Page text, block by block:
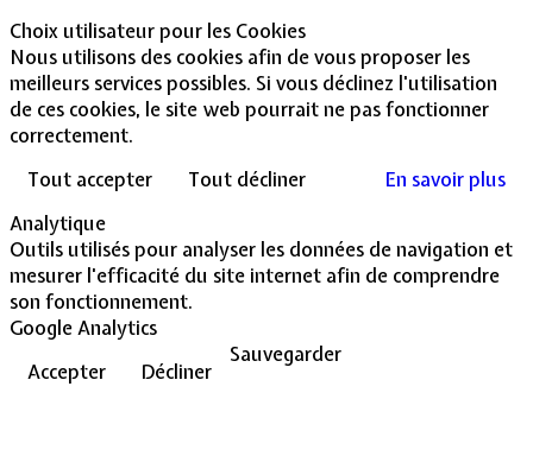
Choix utilisateur pour les Cookies
Nous utilisons des cookies afin de vous proposer les
meilleurs services possibles. Si vous déclinez l'utilisation
de ces cookies, le site web pourrait ne pas fonctionner
correctement.
Tout accepter
Tout décliner
En savoir plus
Analytique
Outils utilisés pour analyser les données de navigation et
mesurer l'efficacité du site internet afin de comprendre
son fonctionnement.
Google Analytics
Accepter
Décliner
Sauvegarder